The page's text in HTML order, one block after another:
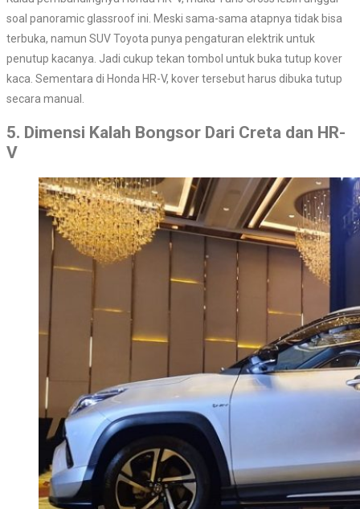
soal panoramic glassroof ini. Meski sama-sama atapnya tidak bisa
terbuka, namun SUV Toyota punya pengaturan elektrik untuk
penutup kacanya. Jadi cukup tekan tombol untuk buka tutup kover
kaca. Sementara di Honda HR-V, kover tersebut harus dibuka tutup
secara manual.
5. Dimensi Kalah Bongsor Dari Creta dan HR-
V